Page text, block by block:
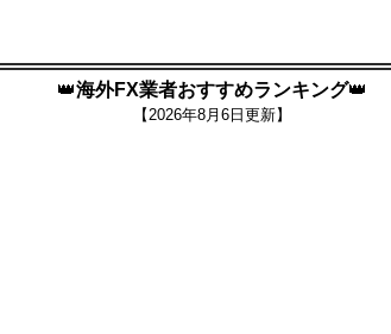
👑海外FX業者おすすめランキング👑
【2026年8月6日更新】